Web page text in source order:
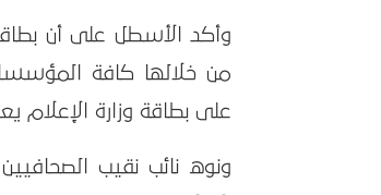
وأكد الأسطل على أن
من خلالها كافة
على بطاقة وزارة الإعلام
ونوه نائب نقيب